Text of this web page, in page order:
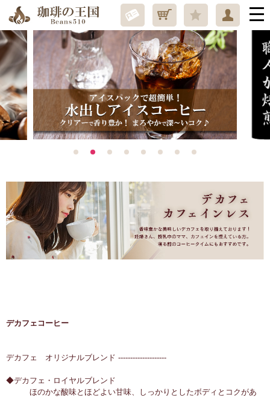
デカフェコーヒー
デカフェ オリジナルブレンド --------------------
◆デカフェ・ロイヤルブレンド
ほのかな酸味とほどよい甘味、しっかりとしたボディとコクがあ